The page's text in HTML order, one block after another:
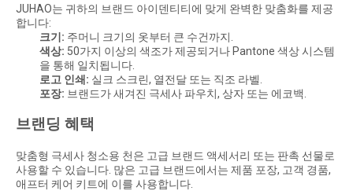
JUHAO는 귀하의 브랜드 아이덴티티에 맞게 완벽한 맞춤화를 제공
합니다:
크기: 주머니 크기의 옷부터 큰 수건까지.
색상: 50가지 이상의 색조가 제공되거나 Pantone 색상 시스템
을 통해 일치됩니다.
로고 인쇄: 실크 스크린, 열전달 또는 직조 라벨.
포장: 브랜드가 새겨진 극세사 파우치, 상자 또는 에코백.
브랜딩 혜택
맞춤형 극세사 청소용 천은 고급 브랜드 액세서리 또는 판촉 선물로
사용할 수 있습니다. 많은 고급 브랜드에서는 제품 포장, 고객 경품,
애프터 케어 키트에 이를 사용합니다.